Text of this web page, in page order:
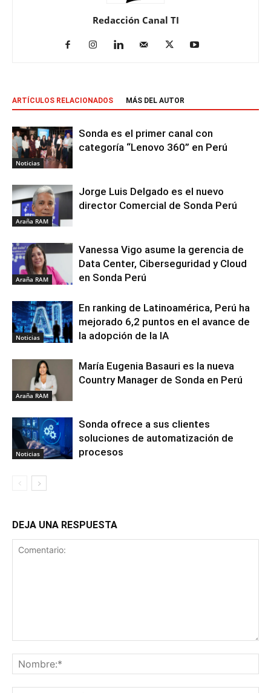
Redacción Canal TI
ARTÍCULOS RELACIONADOS MÁS DEL AUTOR
Noticias
Sonda es el primer canal con
categoría “Lenovo 360” en Perú
Araña RAM
Jorge Luis Delgado es el nuevo
director Comercial de Sonda Perú
Araña RAM
Vanessa Vigo asume la gerencia de
Data Center, Ciberseguridad y Cloud
en Sonda Perú
Noticias
En ranking de Latinoamérica, Perú ha
mejorado 6,2 puntos en el avance de
la adopción de la IA
Araña RAM
María Eugenia Basauri es la nueva
Country Manager de Sonda en Perú
Noticias
Sonda ofrece a sus clientes
soluciones de automatización de
procesos
DEJA UNA RESPUESTA